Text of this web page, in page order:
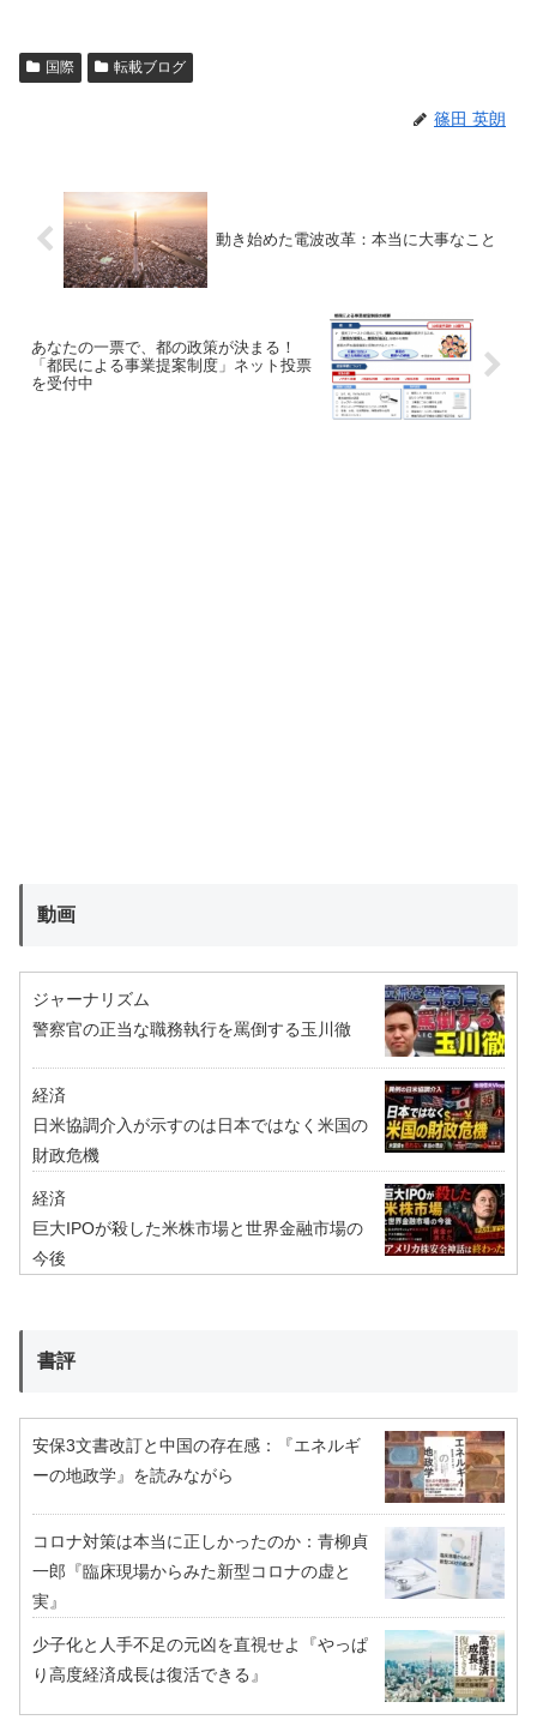
国際 転載ブログ
篠田 英朗
動き始めた電波改革：本当に大事なこと
あなたの一票で、都の政策が決まる！
「都民による事業提案制度」ネット投票
を受付中
動画
ジャーナリズム
警察官の正当な職務執行を罵倒する玉川徹
経済
日米協調介入が示すのは日本ではなく米国の
財政危機
経済
巨大IPOが殺した米株市場と世界金融市場の
今後
書評
安保3文書改訂と中国の存在感：『エネルギ
ーの地政学』を読みながら
コロナ対策は本当に正しかったのか：青柳貞
一郎『臨床現場からみた新型コロナの虚と
実』
少子化と人手不足の元凶を直視せよ『やっぱ
り高度経済成長は復活できる』